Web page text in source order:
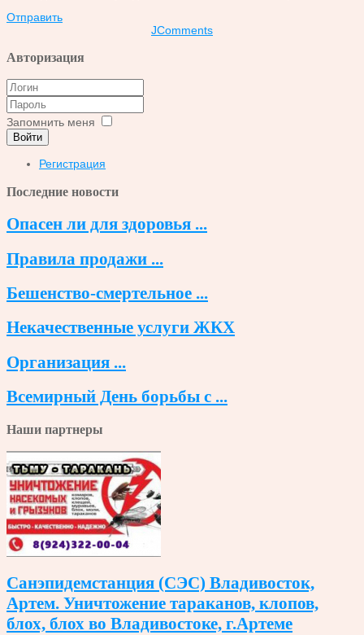
Отправить
JComments
Авторизация
Запомнить меня
Войти
Регистрация
Последние новости
Опасен ли для здоровья ...
Правила продажи ...
Бешенство-смертельное ...
Некачественные услуги ЖКХ
Организация ...
Всемирный День борьбы с ...
Наши партнеры
Санэпидемстанция (СЭС) Владивосток,
Артем. Уничтожение тараканов, клопов,
блох, блох во Владивостоке, г.Артеме